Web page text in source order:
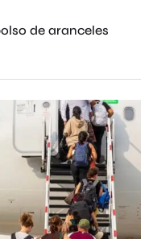
de aranceles